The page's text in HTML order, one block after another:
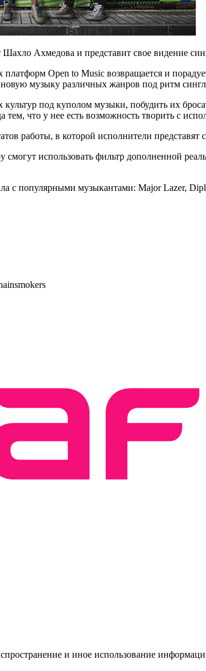
Ахмедова и представит свое видение
Open to Music возвращается и
музыку различных жанров под ритм
под куполом музыки, побудить их
что у нее есть возможность творить с
работы, в которой исполнители представят
использовать фильтр дополненной
с популярными музыкантами: Major Lazer,
и иное использование